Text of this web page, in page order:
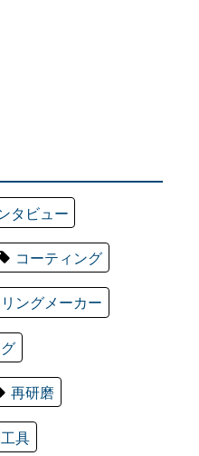
タビュー
コーティング
ングメーカー
再研磨
具